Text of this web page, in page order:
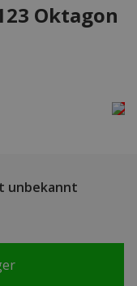
Oktagon
unbekannt